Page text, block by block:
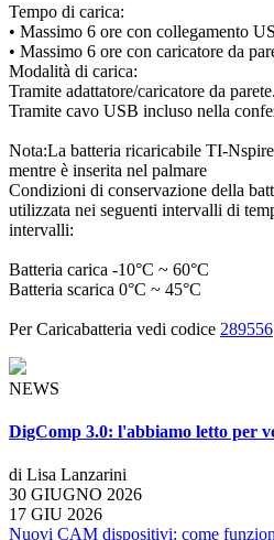
Tempo di carica:
• Massimo 6 ore con collegamento
• Massimo 6 ore con caricatore da
Modalità di carica:
Tramite adattatore/caricatore da parete.
Tramite cavo USB incluso nella
Nota:La batteria ricaricabile TI-Nspire
mentre è inserita nel palmare
Condizioni di conservazione della
utilizzata nei seguenti intervalli di
intervalli:
Batteria carica -10°C ~ 60°C
Batteria scarica 0°C ~ 45°C
Per Caricabatteria vedi codice 289556
NEWS
DigComp 3.0: l'abbiamo letto per
di Lisa Lanzarini
30 GIUGNO 2026
17 GIU 2026
Nuovi CAM dispositivi: come